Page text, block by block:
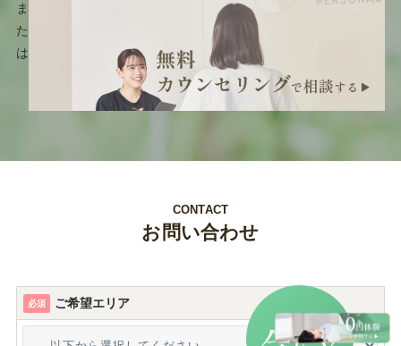
だけ
ま
た
は
CONTACT
お問い合わせ
必須 ご希望エリア